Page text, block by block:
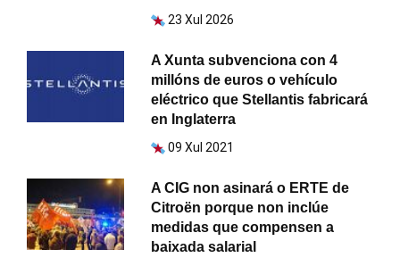
23 Xul 2026
A Xunta subvenciona con 4
millóns de euros o vehículo
eléctrico que Stellantis fabricará
en Inglaterra
09 Xul 2021
A CIG non asinará o ERTE de
Citroën porque non inclúe
medidas que compensen a
baixada salarial